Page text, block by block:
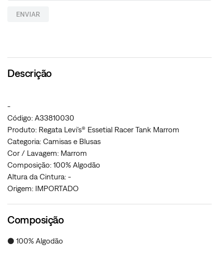
ENVIAR
Descrição
-
Código: A33810030
Produto: Regata Levi's® Essetial Racer Tank Marrom
Categoria: Camisas e Blusas
Cor / Lavagem: Marrom
Composição: 100% Algodão
Altura da Cintura: -
Origem: IMPORTADO
Composição
● 100% Algodão